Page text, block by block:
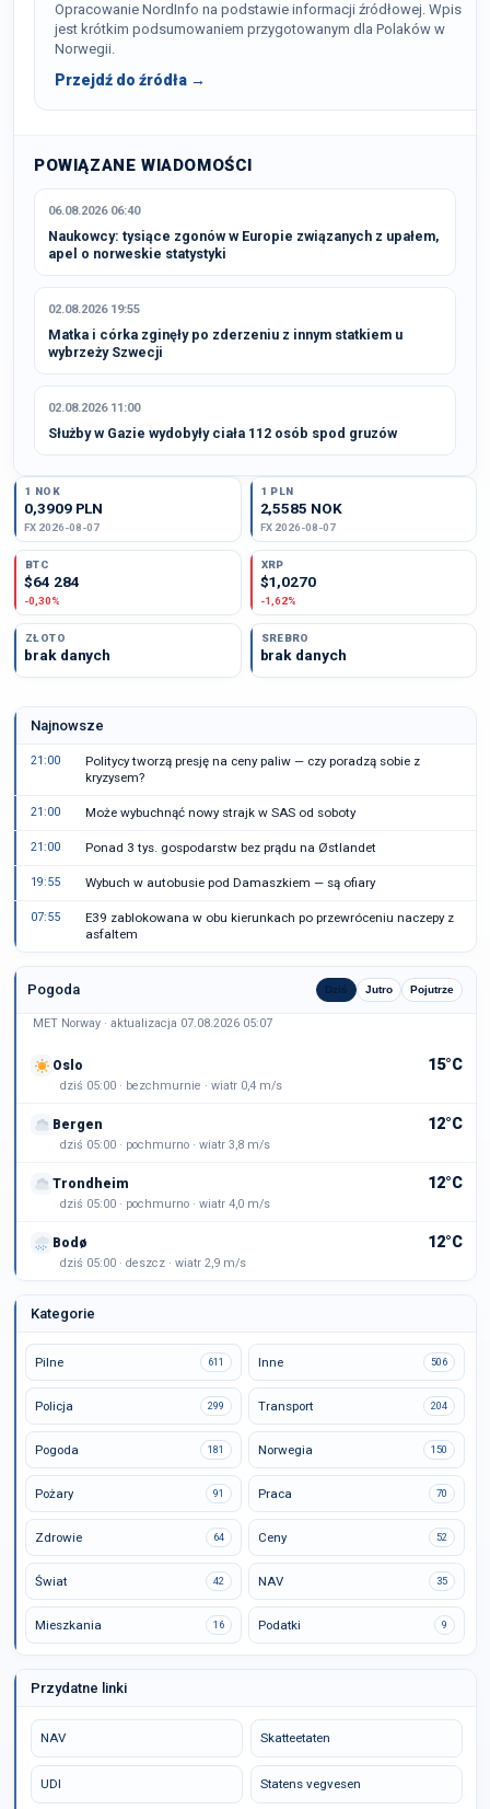
Opracowanie NordInfo na podstawie informacji źródłowej. Wpis
jest krótkim podsumowaniem przygotowanym dla Polaków w
Norwegii.
Przejdź do źródła →
POWIĄZANE WIADOMOŚCI
06.08.2026 06:40
Naukowcy: tysiące zgonów w Europie związanych z upałem,
apel o norweskie statystyki
02.08.2026 19:55
Matka i córka zginęły po zderzeniu z innym statkiem u
wybrzeży Szwecji
02.08.2026 11:00
Służby w Gazie wydobyły ciała 112 osób spod gruzów
1 NOK
0,3909 PLN
FX 2026-08-07
1 PLN
2,5585 NOK
FX 2026-08-07
BTC
$64 284
-0,30%
XRP
$1,0270
-1,62%
ZŁOTO
brak danych
SREBRO
brak danych
Najnowsze
21:00
Politycy tworzą presję na ceny paliw — czy poradzą sobie z
kryzysem?
21:00 Może wybuchnąć nowy strajk w SAS od soboty
21:00 Ponad 3 tys. gospodarstw bez prądu na Østlandet
19:55 Wybuch w autobusie pod Damaszkiem — są ofiary
07:55
E39 zablokowana w obu kierunkach po przewróceniu naczepy z
asfaltem
Pogoda Dziś Jutro Pojutrze
MET Norway · aktualizacja 07.08.2026 05:07
Oslo 15°C
dziś 05:00 · bezchmurnie · wiatr 0,4 m/s
Bergen 12°C
dziś 05:00 · pochmurno · wiatr 3,8 m/s
Trondheim 12°C
dziś 05:00 · pochmurno · wiatr 4,0 m/s
Bodø 12°C
dziś 05:00 · deszcz · wiatr 2,9 m/s
Kategorie
Pilne 611 Inne 506
Policja 299 Transport 204
Pogoda 181 Norwegia 150
Pożary 91 Praca 70
Zdrowie 64 Ceny 52
Świat 42 NAV 35
Mieszkania 16 Podatki 9
Przydatne linki
NAV Skatteetaten
UDI Statens vegvesen